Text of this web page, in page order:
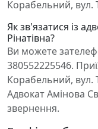
Корабельний, вул.
Як зв'язатися із
Рінатівна?
Ви можете
380552225546.
Корабельний, вул.
Адвокат Амінова
звернення.